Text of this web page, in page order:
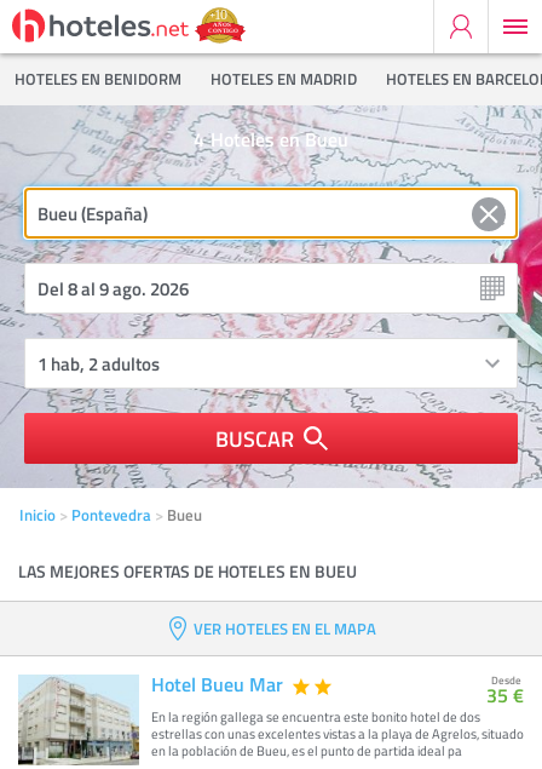
HOTELES EN BENIDORM HOTELES EN MADRID HOTELES EN
Hoteles en Bueu
4
BUSCAR
Inicio Pontevedra Bueu
LAS MEJORES OFERTAS DE HOTELES EN BUEU
VER HOTELES EN EL MAPA
Hotel Bueu Mar
En la región gallega se encuentra este bonito hotel de dos
estrellas con unas excelentes vistas a la playa de Agrelos, situado
en la población de Bueu, es el punto de partida ideal pa
Desde
35 €